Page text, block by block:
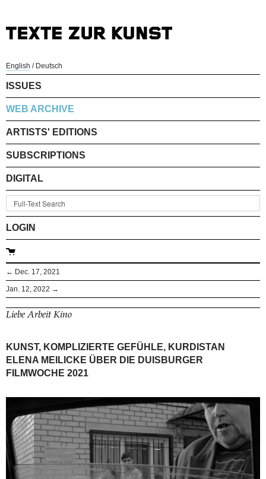
English / Deutsch
ISSUES
WEB ARCHIVE
ARTISTS' EDITIONS
SUBSCRIPTIONS
DIGITAL
LOGIN
← Dec. 17, 2021
Jan. 12, 2022 →
Liebe Arbeit Kino
KUNST, KOMPLIZIERTE GEFÜHLE, KURDISTAN
ELENA MEILICKE ÜBER DIE DUISBURGER
FILMWOCHE 2021